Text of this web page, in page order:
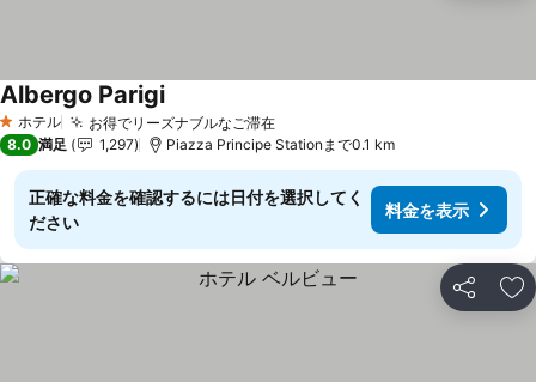
1 ホテルのランク
ホテル お得でリーズナブルなご滞在
Albergo Parigi
8.0 満足 1,297 Piazza Principe Stationまで0.1 km
正確な料金を確認するには日付を選択してく
ださい
料金を表示
シェア お